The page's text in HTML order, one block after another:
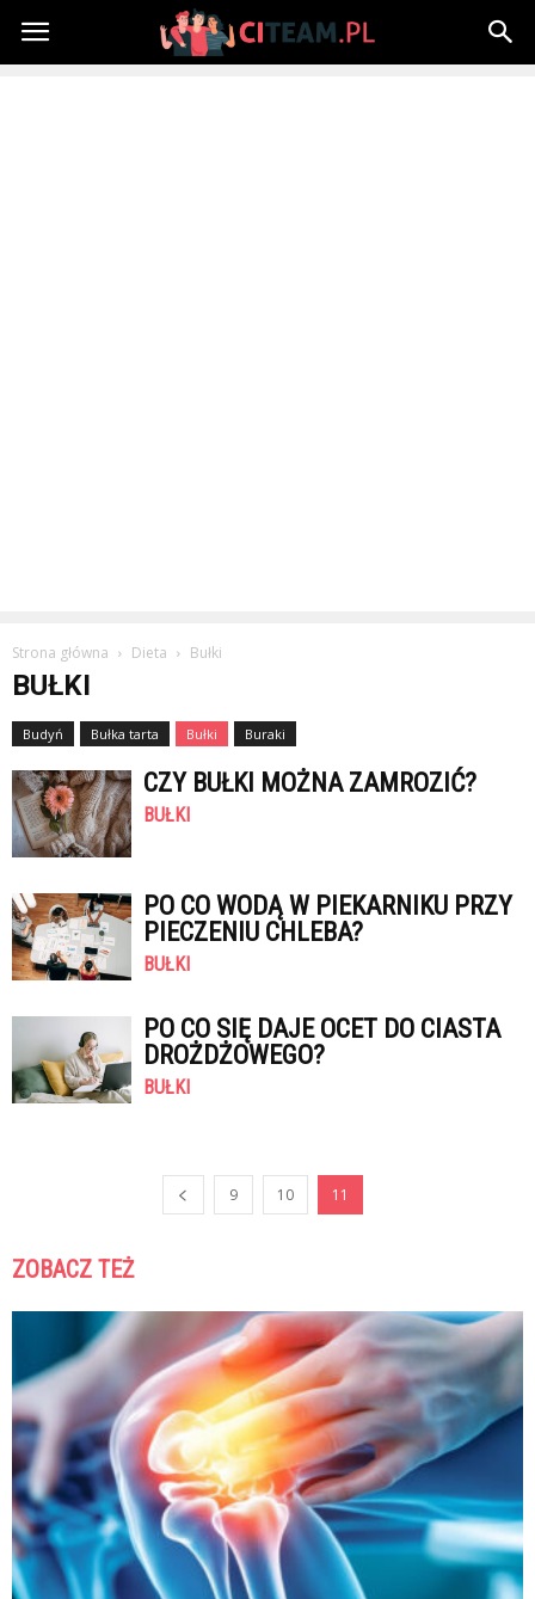
Citeam.pl
Strona główna Dieta Bułki
BUŁKI
Budyń Bułka tarta Bułki Buraki
CZY BUŁKI MOŻNA ZAMROZIĆ?
BUŁKI
PO CO WODĄ W PIEKARNIKU PRZY
PIECZENIU CHLEBA?
BUŁKI
PO CO SIĘ DAJE OCET DO CIASTA
DROŻDŻOWEGO?
BUŁKI
9 10 11
ZOBACZ TEŻ